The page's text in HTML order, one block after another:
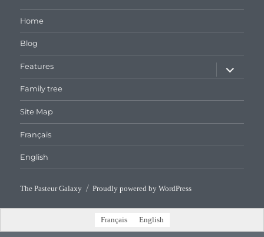
Home
Blog
Features
child
menu
Family tree
Site Map
Français
English
The Pasteur Galaxy Proudly powered by WordPress
Français English